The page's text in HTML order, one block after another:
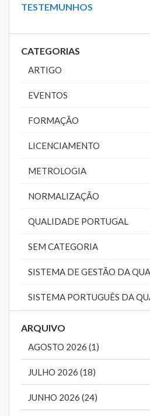
TESTEMUNHOS
CATEGORIAS
ARTIGO
EVENTOS
FORMAÇÃO
LICENCIAMENTO
METROLOGIA
NORMALIZAÇÃO
QUALIDADE PORTUGAL
SEM CATEGORIA
SISTEMA DE GESTÃO DA
SISTEMA PORTUGUÊS DA
ARQUIVO
AGOSTO 2026 (1)
JULHO 2026 (18)
JUNHO 2026 (24)